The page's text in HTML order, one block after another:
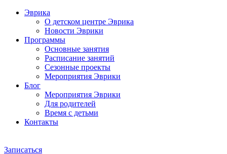
Эврика
О детском центре Эврика
Новости Эврики
Программы
Основные занятия
Расписание занятий
Сезонные проекты
Мероприятия Эврики
Блог
Мероприятия Эврики
Для родителей
Время с детьми
Контакты
Записаться